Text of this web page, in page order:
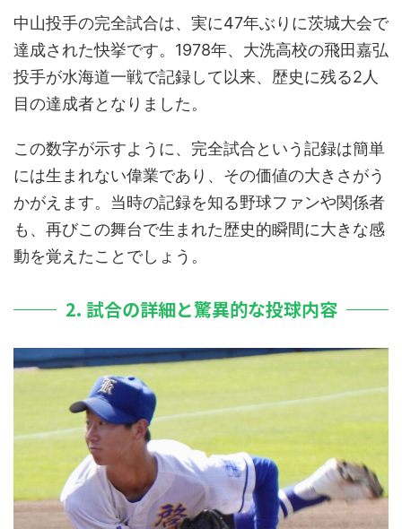
中山投手の完全試合は、実に47年ぶりに茨城大会で
達成された快挙です。1978年、大洗高校の飛田嘉弘
投手が水海道一戦で記録して以来、歴史に残る2人
目の達成者となりました。
この数字が示すように、完全試合という記録は簡単
には生まれない偉業であり、その価値の大きさがう
かがえます。当時の記録を知る野球ファンや関係者
も、再びこの舞台で生まれた歴史的瞬間に大きな感
動を覚えたことでしょう。
2. 試合の詳細と驚異的な投球内容